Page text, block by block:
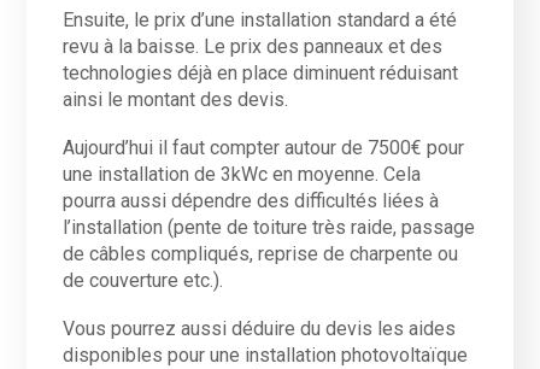
Ensuite, le prix d’une installation standard a été
revu à la baisse. Le prix des panneaux et des
technologies déjà en place diminuent réduisant
ainsi le montant des devis.
Aujourd’hui il faut compter autour de 7500€ pour
une installation de 3kWc en moyenne. Cela
pourra aussi dépendre des difficultés liées à
l’installation (pente de toiture très raide, passage
de câbles compliqués, reprise de charpente ou
de couverture etc.).
Vous pourrez aussi déduire du devis les aides
disponibles pour une installation photovoltaïque